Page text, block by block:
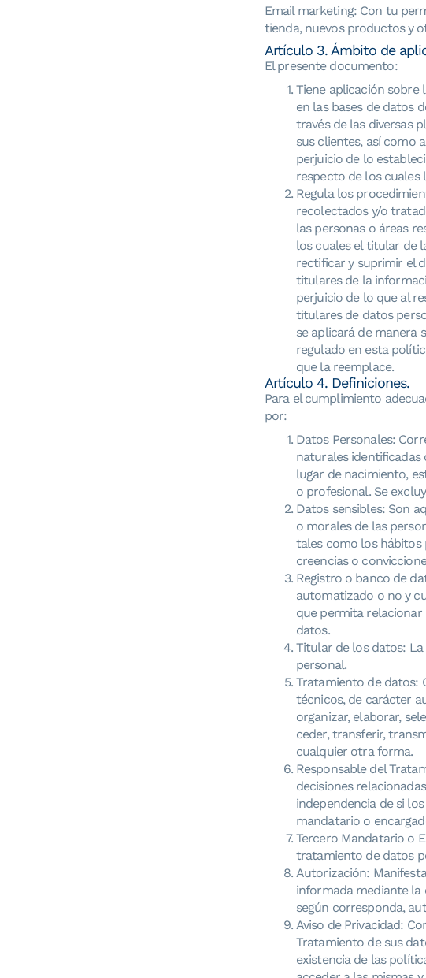
Email marketing: Con tu
tienda, nuevos productos y
Artículo 3. Ámbito de
El presente documento:
Tiene aplicación sobre
en las bases de datos
través de las diversas
sus clientes, así como
perjuicio de lo
respecto de los cuales
Regula los
recolectados y/o
las personas o áreas
los cuales el titular de
rectificar y suprimir el
titulares de la
perjuicio de lo que al
titulares de datos
se aplicará de manera
regulado en esta
que la reemplace.
Artículo 4. Definiciones.
Para el cumplimiento
por:
Datos Personales:
naturales identificadas
lugar de nacimiento,
o profesional. Se
Datos sensibles: Son
o morales de las
tales como los hábitos
creencias o
Registro o banco de
automatizado o no y
que permita
datos.
Titular de los datos:
personal.
Tratamiento de datos:
técnicos, de carácter
organizar, elaborar,
ceder, transferir,
cualquier otra forma.
Responsable del
decisiones
independencia de si
mandatario o
Tercero Mandatario o
tratamiento de datos
Autorización:
informada mediante la
según corresponda,
Aviso de Privacidad:
Tratamiento de sus
existencia de las